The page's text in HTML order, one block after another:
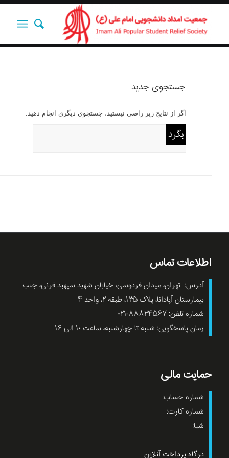
جستجوی جدید
اگر از نتایج زیر راضی نیستید، جستجوی دیگری انجام دهید.
اطلاعات تماس
آدرس: تهران، میدان فردوسی، خیابان شهید سپهبد قرنی، جنب
بیمارستان آپادانا، پلاک ۱۳۵، طبقه ۲، واحد ۴
شماره تلفن: ۸۸۸۳۴۵۶۷-۰۲۱
زمان پاسخگویی: شنبه تا چهارشنبه، ساعت ۱۰ الی ۱۶
حمایت مالی
شماره حساب:
شماره کارت:
شبا:
درگاه پرداخت آنلاین